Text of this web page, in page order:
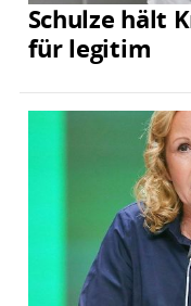
Schulze hält
für legitim